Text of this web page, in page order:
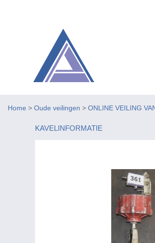
Home > Oude veilingen > ONLINE VEILING
KAVELINFORMATIE